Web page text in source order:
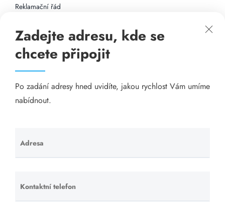
Reklamační řád
Připojení k internetu
Odkazy
Katalog A-seznam.cz
Visací zámky - TOKOZ
Zadejte adresu, kde se
chcete připojit
Po zadání adresy hned uvidíte, jakou rychlost Vám umíme
nabídnout.
Adresa
Ponechte
toto pole
Kontaktní telefon
Ponechte